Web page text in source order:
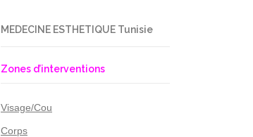
MEDECINE ESTHETIQUE Tunisie
Zones d’interventions
Visage/Cou
Corps